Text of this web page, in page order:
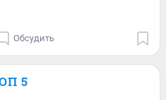
Обсудить
5